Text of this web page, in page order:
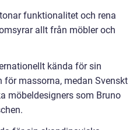
funktionalitet och rena
allt från möbler och
kända för sin
massorna, medan Svenskt
möbeldesigners som Bruno